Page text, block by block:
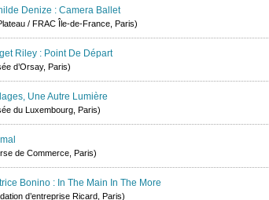
Denize : Camera Ballet
/ FRAC Île-de-France, Paris)
Riley : Point De Départ
d’Orsay, Paris)
Une Autre Lumière
du Luxembourg, Paris)
de Commerce, Paris)
Bonino : In The Main In The More
d’entreprise Ricard, Paris)